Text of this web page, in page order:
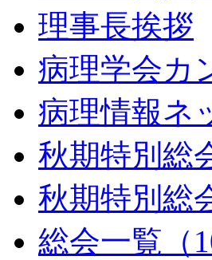
理事長挨拶
病理学会カ
病理情報ネ
秋期特別総
秋期特別総
総会一覧（